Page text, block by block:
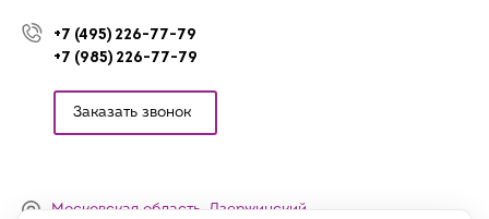
+7 (495) 226-77-79
+7 (985) 226-77-79
Заказать звонок
Московская область, Дзержинский,